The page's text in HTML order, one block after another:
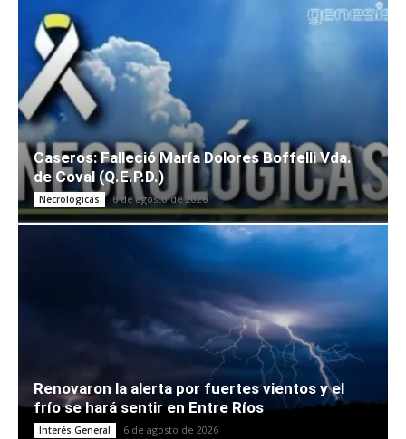
Caseros: Falleció María Dolores Boffelli Vda.
de Coval (Q.E.P.D.)
Necrológicas 6 de agosto de 2026
Renovaron la alerta por fuertes vientos y el
frío se hará sentir en Entre Ríos
Interés General 6 de agosto de 2026